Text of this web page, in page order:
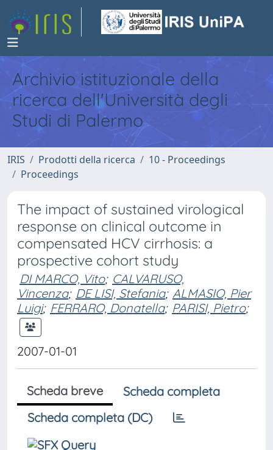
Archivio istituzionale della
ricerca dell'Università degli
Studi di Palermo
IRIS Prodotti della ricerca
10 - Proceedings
Proceedings
The impact of sustained virological
response on clinical outcome in
compensated HCV cirrhosis: a
prospective cohort study
DI MARCO, Vito; CALVARUSO,
Vincenza; DE LISI, Stefania; ALMASIO, Pier
Luigi; FERRARO, Donatella; PARISI, Pietro;
2007-01-01
Scheda breve
Scheda completa
Scheda completa (DC)